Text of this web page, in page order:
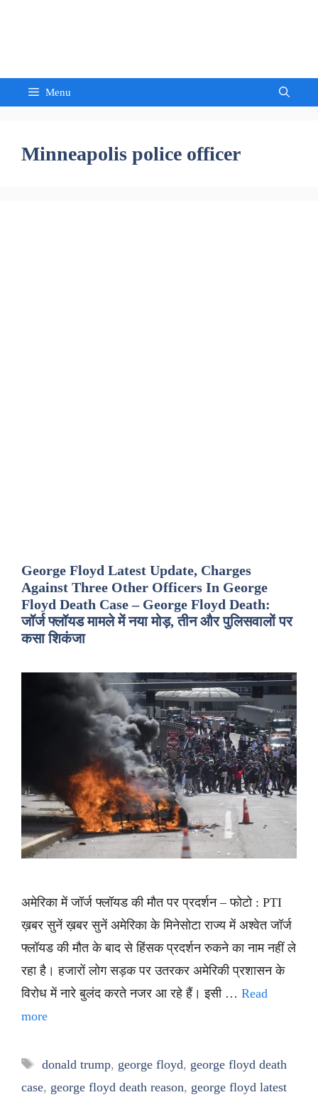
Menu
Minneapolis police officer
George Floyd Latest Update, Charges
Against Three Other Officers In George
Floyd Death Case – George Floyd Death:
जॉर्ज फ्लॉयड मामले में नया मोड़, तीन और पुलिसवालों पर
कसा शिकंजा
अमेरिका में जॉर्ज फ्लॉयड की मौत पर प्रदर्शन – फोटो : PTI
ख़बर सुनें ख़बर सुनें अमेरिका के मिनेसोटा राज्य में अश्वेत जॉर्ज
फ्लॉयड की मौत के बाद से हिंसक प्रदर्शन रुकने का नाम नहीं ले
रहा है। हजारों लोग सड़क पर उतरकर अमेरिकी प्रशासन के
विरोध में नारे बुलंद करते नजर आ रहे हैं। इसी … Read
more
Tags
donald trump, george floyd, george floyd death
case, george floyd death reason, george floyd latest